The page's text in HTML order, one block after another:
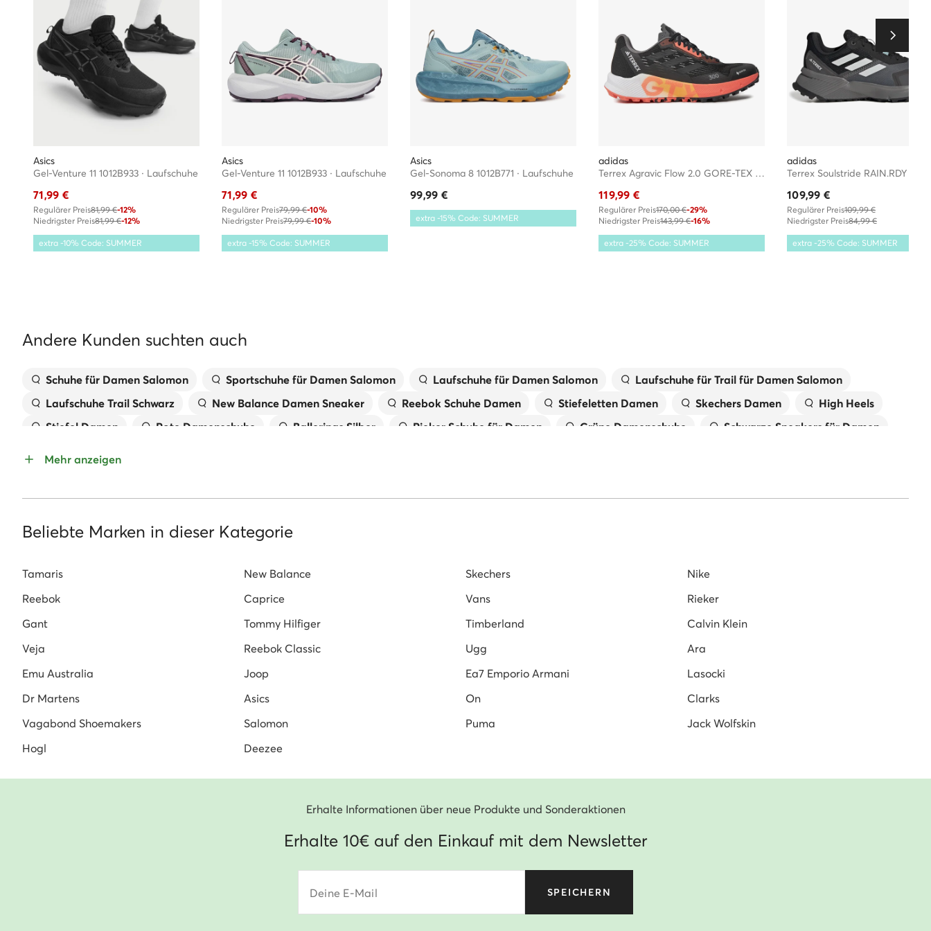
biuro@amersports.com
Bei uns findest Du nur Originalware
Asics
Gel-Venture 11 1012B933 · Laufschuhe
71,99 €
Regulärer Preis81,99 €-12%
Niedrigster Preis81,99 €-12%
extra -10% Code: SUMMER
Asics
Gel-Venture 11 1012B933 · Laufschuhe
71,99 €
Regulärer Preis79,99 €-10%
Niedrigster Preis79,99 €-10%
extra -15% Code: SUMMER
Asics
Gel-Sonoma 8 1012B771 · Laufschuhe
99,99 €
extra -15% Code: SUMMER
adidas
Terrex Agravic Flow 2.0 GORE-TEX Trail Running HR1146 · Laufschuhe
119,99 €
Regulärer Preis170,00 €-29%
Niedrigster Preis143,99 €-16%
extra -25% Code: SUMMER
adidas
109,99 €
Regulärer Preis109,99 €
Niedrigster Preis84,99 €
extra -25% Code: SUMMER
Andere Kunden suchten auch
Schuhe für Damen Salomon Sportschuhe für Damen Salomon Laufschuhe für Damen Salomon
Laufschuhe für Trail für Damen Salomon
Laufschuhe Trail Schwarz
New Balance Damen Sneaker Reebok Schuhe Damen Stiefeletten Damen Skechers Damen
High Heels
Stiefel Damen
Rote Damenschuhe Ballerinas Silber Rieker Schuhe für Damen Grüne Damenschuhe
Schwarze Sneakers für Damen
Damenschuhe Marco Tozzi
Dr. Martens Schuhe für Damen Schneeschuhe New Balance Damen 574
Sneaker Damen beige
Mehr anzeigen
Beliebte Marken in dieser Kategorie
Tamaris New Balance Skechers
Nike
Reebok
Caprice Vans
Rieker
Gant
Tommy Hilfiger Timberland
Calvin Klein
Veja
Reebok Classic Ugg
Ara
Emu Australia
Joop Ea7 Emporio Armani
Lasocki
Dr Martens
Asics On
Clarks
Vagabond Shoemakers
Salomon Puma
Jack Wolfskin
Hogl
Deezee
Erhalte Informationen über neue Produkte und Sonderaktionen
Erhalte 10€ auf den Einkauf mit dem Newsletter
Deine E-Mail SPEICHERN